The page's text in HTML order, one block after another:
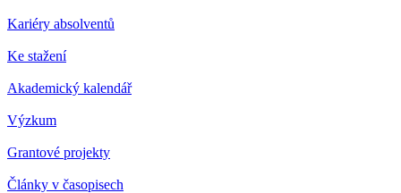
Kariéry absolventů
Ke stažení
Akademický kalendář
Výzkum
Grantové projekty
Články v časopisech